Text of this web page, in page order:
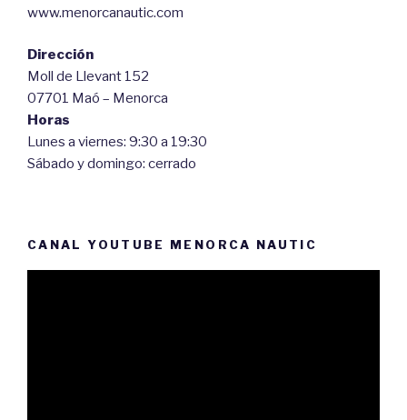
www.menorcanautic.com
Dirección
Moll de Llevant 152
07701 Maó – Menorca
Horas
Lunes a viernes: 9:30 a 19:30
Sábado y domingo: cerrado
CANAL YOUTUBE MENORCA NAUTIC